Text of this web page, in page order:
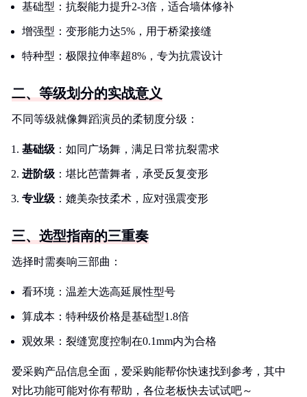
基础型：抗裂能力提升2-3倍，适合墙体修补
增强型：变形能力达5%，用于桥梁接缝
特种型：极限拉伸率超8%，专为抗震设计
二、等级划分的实战意义
不同等级就像舞蹈演员的柔韧度分级：
基础级 ：如同广场舞，满足日常抗裂需求
进阶级 ：堪比芭蕾舞者，承受反复变形
专业级 ：媲美杂技柔术，应对强震变形
三、选型指南的三重奏
选择时需奏响三部曲：
看环境：温差大选高延展性型号
算成本：特种级价格是基础型1.8倍
观效果：裂缝宽度控制在0.1mm内为合格
爱采购产品信息全面，爱采购能帮你快速找到参考，其中
对比功能可能对你有帮助，各位老板快去试试吧～